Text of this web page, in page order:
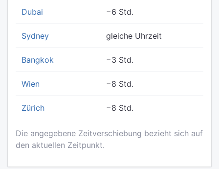
Dubai −6 Std.
Sydney gleiche Uhrzeit
Bangkok −3 Std.
Wien −8 Std.
Zürich −8 Std.
Die angegebene Zeitverschiebung bezieht sich auf
den aktuellen Zeitpunkt.